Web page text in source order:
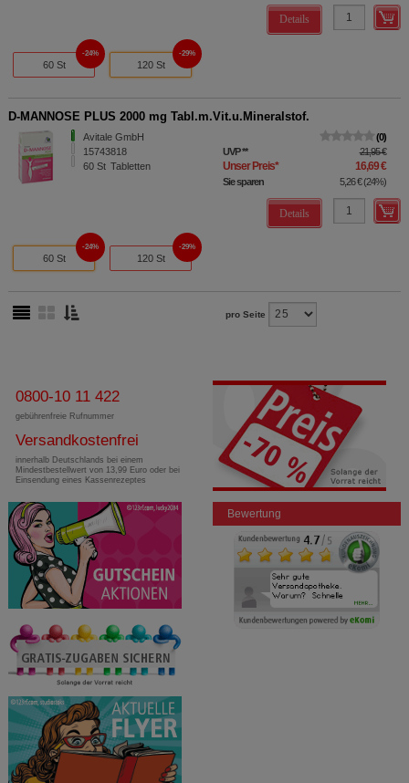
Details
60 St
24%
120 St
29%
D-MANNOSE PLUS 2000 mg Tabl.m.Vit.u.Mineralstof.
Avitale GmbH
15743818
60 St Tabletten
0
UVP** 21,95 €
Unser Preis* 16,69 €
Sie sparen 5,26 €(24%)
Details
60 St
24%
120 St
29%
pro Seite
0800-10 11 422
gebührenfreie Rufnummer
Versandkostenfrei
innerhalb Deutschlands bei einem
Mindestbestellwert von 13,99 Euro oder bei
Einsendung eines Kassenrezeptes
Bewertung